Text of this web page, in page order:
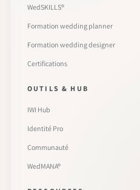
WedSKILLS®
Formation wedding planner
Formation wedding designer
Certifications
OUTILS & HUB
IWI Hub
Identité Pro
Communauté
WedMANA®